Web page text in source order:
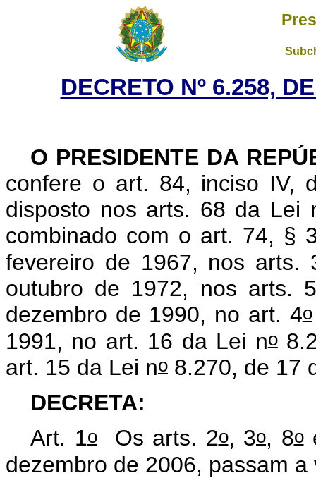
DECRETO Nº 6.258,
O PRESIDENTE DA
confere o art. 84, inciso IV,
disposto nos arts. 68 da Lei
combinado com o art. 74, §
fevereiro de 1967, nos
outubro de 1972, nos arts.
dezembro de 1990, no art. 4o
1991, no art. 16 da Lei no
art. 15 da Lei no 8.270, de 17
DECRETA:
Art. 1oOs arts. 2o, 3o, 8o
dezembro de 2006, passam